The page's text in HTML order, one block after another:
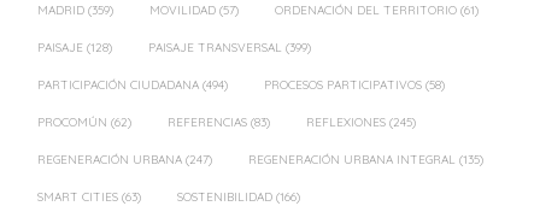
MADRID (359) MOVILIDAD (57) ORDENACIÓN DEL TERRITORIO (61)
PAISAJE (128) PAISAJE TRANSVERSAL (399)
PARTICIPACIÓN CIUDADANA (494) PROCESOS PARTICIPATIVOS (58)
PROCOMÚN (62) REFERENCIAS (83) REFLEXIONES (245)
REGENERACIÓN URBANA (247) REGENERACIÓN URBANA INTEGRAL (135)
SMART CITIES (63) SOSTENIBILIDAD (166)